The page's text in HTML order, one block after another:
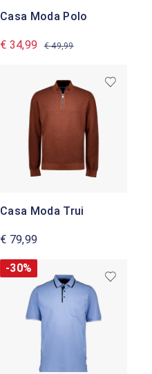
Casa Moda Polo
€ 34,99 € 49,99
Casa Moda Trui
€ 79,99
-30%